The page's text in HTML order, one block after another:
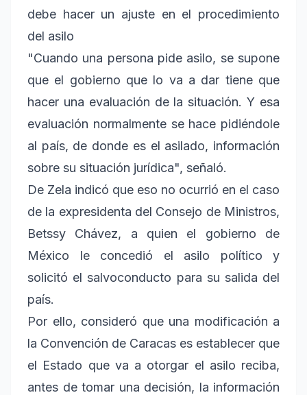
debe hacer un ajuste en el procedimiento
del asilo
"Cuando una persona pide asilo, se supone
que el gobierno que lo va a dar tiene que
hacer una evaluación de la situación. Y esa
evaluación normalmente se hace pidiéndole
al país, de donde es el asilado, información
sobre su situación jurídica", señaló.
De Zela indicó que eso no ocurrió en el caso
de la expresidenta del Consejo de Ministros,
Betssy Chávez, a quien el gobierno de
México le concedió el asilo político y
solicitó el salvoconducto para su salida del
país.
Por ello, consideró que una modificación a
la Convención de Caracas es establecer que
el Estado que va a otorgar el asilo reciba,
antes de tomar una decisión, la información